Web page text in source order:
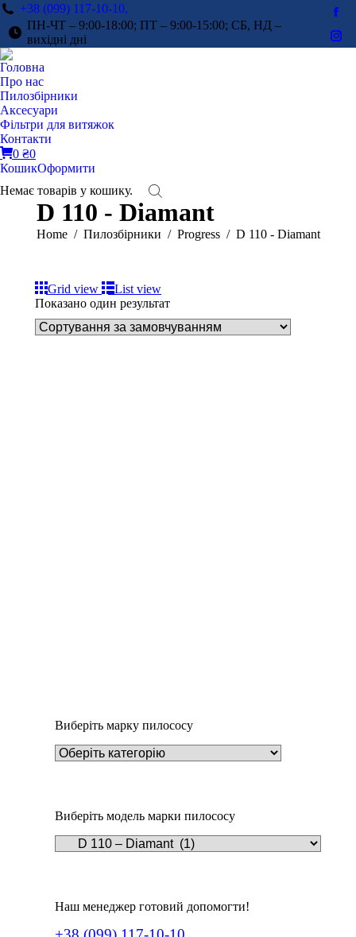
+38 (099) 117-10-10,
ПН-ЧТ – 9:00-18:00; ПТ – 9:00-15:00; СБ, НД –
вихідні дні
Головна
Про нас
Пилозбірники
Аксесуари
Фільтри для витяжок
Контакти
0 ₴0
КошикОформити
Немає товарів у кошику.
D 110 - Diamant
You are here:
Home Пилозбірники Progress D 110 - Diamant
Grid view
List view
Показано один результат
Виберіть марку пилососу
Виберіть модель марки пилососу
Наш менеджер готовий допомогти!